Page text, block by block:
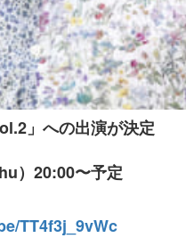
」への出演が決定
）20:00〜予定
TT4f3j_9vWc